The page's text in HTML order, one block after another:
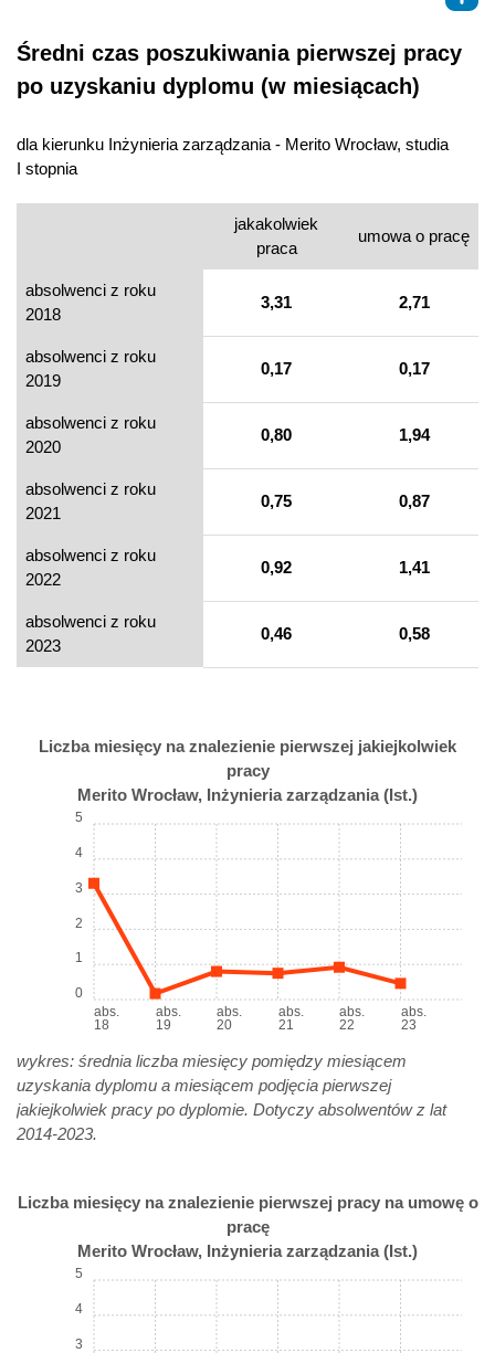
Średni czas poszukiwania pierwszej pracy
po uzyskaniu dyplomu (w miesiącach)
dla kierunku Inżynieria zarządzania - Merito Wrocław, studia
I stopnia
jakakolwiek
praca
umowa o pracę
absolwenci z roku
2018
3,31 2,71
absolwenci z roku
2019
0,17 0,17
absolwenci z roku
2020
0,80 1,94
absolwenci z roku
2021
0,75 0,87
absolwenci z roku
2022
0,92 1,41
absolwenci z roku
2023
0,46 0,58
Liczba miesięcy na znalezienie pierwszej jakiejkolwiek
pracy
Merito Wrocław, Inżynieria zarządzania (Ist.)
abs.
18
abs.
19
abs.
20
abs.
21
abs.
22
abs.
23
0
1
2
3
4
5
wykres: średnia liczba miesięcy pomiędzy miesiącem
uzyskania dyplomu a miesiącem podjęcia pierwszej
jakiejkolwiek pracy po dyplomie. Dotyczy absolwentów z lat
2014-2023.
Liczba miesięcy na znalezienie pierwszej pracy na umowę o
pracę
Merito Wrocław, Inżynieria zarządzania (Ist.)
3
4
5